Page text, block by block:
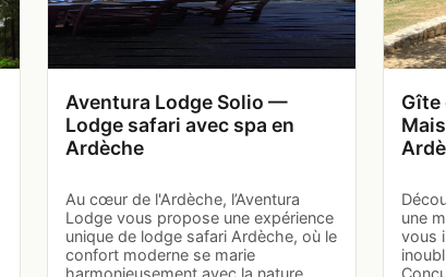
Aventura Lodge Solio —
Lodge safari avec spa en
Ardèche
Au cœur de l'Ardèche, l’Aventura
Lodge vous propose une expérience
unique de lodge safari Ardèche, où le
confort moderne se marie
harmonieusement avec la nature
Gîte
une
vous